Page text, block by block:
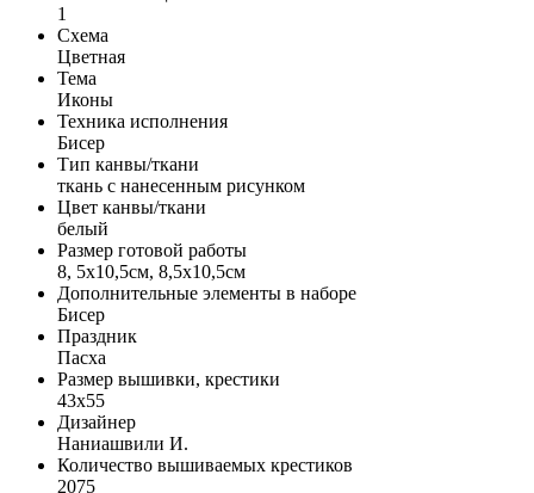
1
Схема
Цветная
Тема
Иконы
Техника исполнения
Бисер
Тип канвы/ткани
ткань с нанесенным рисунком
Цвет канвы/ткани
белый
Размер готовой работы
8, 5x10,5см, 8,5x10,5см
Дополнительные элементы в наборе
Бисер
Праздник
Пасха
Размер вышивки, крестики
43x55
Дизайнер
Наниашвили И.
Количество вышиваемых крестиков
2075